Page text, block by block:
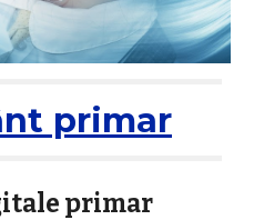
primar
primar